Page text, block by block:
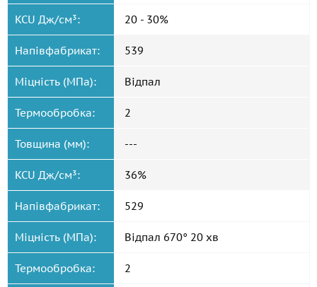
KCU Дж/см³: 20 - 30%
Напівфабрикат: 539
Міцність (МПа): Відпал
Термообробка: 2
Товщина (мм): ---
KCU Дж/см³: 36%
Напівфабрикат: 529
Міцність (МПа): Відпал 670° 20 хв
Термообробка: 2